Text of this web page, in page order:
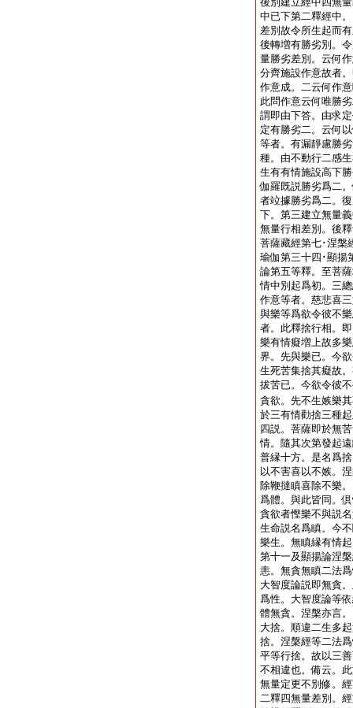
中已下第二釋經中
差別故令所生起而
後轉増有勝劣別。
量勝劣差別。云何
分齊施設作意故者
作意成。二云何作
此問作意云何唯勝
謂即由下答。由求
定有勝劣二。云何
等者。有漏靜慮勝
種。由不動行二感
生有有情施設高下
伽羅既説勝劣爲二
者竝據勝劣爲二。
下。第三建立無量
無量行相差別。後
菩薩藏經第七･涅槃
瑜伽第三十四･顯揚
論第五等釋。至菩
情中別起爲初。三
作意等者。慈悲喜
與樂等爲欲令彼不
者。此釋捨行相。
樂有情癡増上故多
界。先與樂已。今
生死苦集捨其癡故
拔苦已。今欲令彼
貪欲。先不生嫉樂
於三有情勸捨三種
四説。菩薩即於無
情。隨其次第發起
普縁十方。是名爲
以不害喜以不嫉。
除鞭撻瞋喜除不樂
爲體。與此皆同。
貪欲者慳樂不與説
生命説名爲瞋。今
樂生。無瞋縁有情
第十一及顯揚論涅
恚。無貪無瞋二法
大智度論説即無貪
爲性。大智度論等
體無貪。涅槃亦言
大捨。順違二生多
捨。涅槃經等二法
平等行捨。故以三
不相違也。備云。
無量定更不別修。
二釋四無量差別。